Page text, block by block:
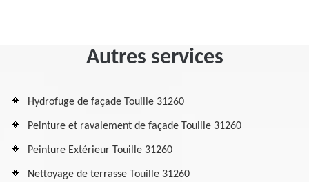
Autres services
Hydrofuge de façade Touille 31260
Peinture et ravalement de façade Touille 31260
Peinture Extérieur Touille 31260
Nettoyage de terrasse Touille 31260